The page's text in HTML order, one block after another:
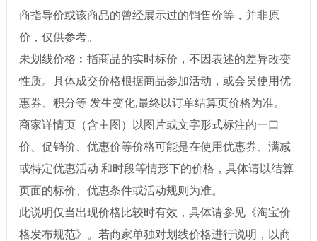
商指导价或该商品的曾经展示过的销售价等，并非原
价，仅供参考。
未划线价格︰指商品的实时标价，不因表述的差异改变
性质。具体成交价格根据商品参加活动，或会员使用优
惠券、积分等 发生变化,最终以订单结算页价格为准。
商家详情页（含主图）以图片或文字形式标注的一口
价、促销价、优惠价等价格可能是在使用优惠券、满减
或特定优惠活动 和时段等情形下的价格，具体请以结算
页面的标价、优惠条件或活动规则为准。
此说明仅当出现价格比较时有效，具体请参见《淘宝价
格发布规范》。若商家单独对划线价格进行说明，以商